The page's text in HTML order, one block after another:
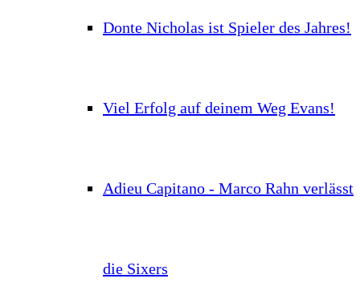
Donte Nicholas ist Spieler des Jahres!
Viel Erfolg auf deinem Weg Evans!
Adieu Capitano - Marco Rahn verlässt
die Sixers